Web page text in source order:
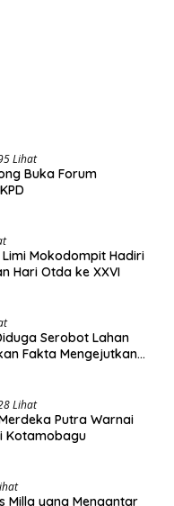
Lihat
Buka Forum
Mokodompit Hadiri
Hari Otda ke XXVI
Serobot Lahan
Fakta Mengejutkan
Lihat
Putra Warnai
Kotamobagu
Milla yang Mengantar